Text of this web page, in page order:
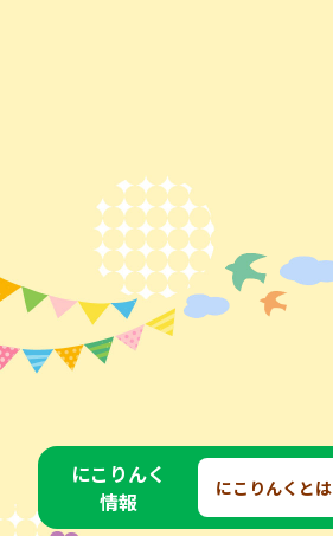
にこりんく
情報
にこりんくとは